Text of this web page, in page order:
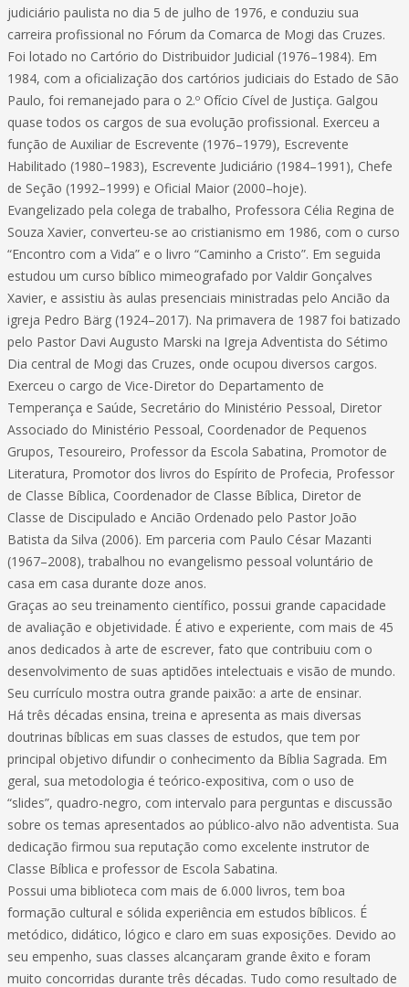
judiciário paulista no dia 5 de julho de 1976, e conduziu sua
carreira profissional no Fórum da Comarca de Mogi das Cruzes.
Foi lotado no Cartório do Distribuidor Judicial (1976–1984). Em
1984, com a oficialização dos cartórios judiciais do Estado de São
Paulo, foi remanejado para o 2.º Ofício Cível de Justiça. Galgou
quase todos os cargos de sua evolução profissional. Exerceu a
função de Auxiliar de Escrevente (1976–1979), Escrevente
Habilitado (1980–1983), Escrevente Judiciário (1984–1991), Chefe
de Seção (1992–1999) e Oficial Maior (2000–hoje).
Evangelizado pela colega de trabalho, Professora Célia Regina de
Souza Xavier, converteu-se ao cristianismo em 1986, com o curso
“Encontro com a Vida” e o livro “Caminho a Cristo”. Em seguida
estudou um curso bíblico mimeografado por Valdir Gonçalves
Xavier, e assistiu às aulas presenciais ministradas pelo Ancião da
igreja Pedro Bärg (1924–2017). Na primavera de 1987 foi batizado
pelo Pastor Davi Augusto Marski na Igreja Adventista do Sétimo
Dia central de Mogi das Cruzes, onde ocupou diversos cargos.
Exerceu o cargo de Vice-Diretor do Departamento de
Temperança e Saúde, Secretário do Ministério Pessoal, Diretor
Associado do Ministério Pessoal, Coordenador de Pequenos
Grupos, Tesoureiro, Professor da Escola Sabatina, Promotor de
Literatura, Promotor dos livros do Espírito de Profecia, Professor
de Classe Bíblica, Coordenador de Classe Bíblica, Diretor de
Classe de Discipulado e Ancião Ordenado pelo Pastor João
Batista da Silva (2006). Em parceria com Paulo César Mazanti
(1967–2008), trabalhou no evangelismo pessoal voluntário de
casa em casa durante doze anos.
Graças ao seu treinamento científico, possui grande capacidade
de avaliação e objetividade. É ativo e experiente, com mais de 45
anos dedicados à arte de escrever, fato que contribuiu com o
desenvolvimento de suas aptidões intelectuais e visão de mundo.
Seu currículo mostra outra grande paixão: a arte de ensinar.
Há três décadas ensina, treina e apresenta as mais diversas
doutrinas bíblicas em suas classes de estudos, que tem por
principal objetivo difundir o conhecimento da Bíblia Sagrada. Em
geral, sua metodologia é teórico-expositiva, com o uso de
“slides”, quadro-negro, com intervalo para perguntas e discussão
sobre os temas apresentados ao público-alvo não adventista. Sua
dedicação firmou sua reputação como excelente instrutor de
Classe Bíblica e professor de Escola Sabatina.
Possui uma biblioteca com mais de 6.000 livros, tem boa
formação cultural e sólida experiência em estudos bíblicos. É
metódico, didático, lógico e claro em suas exposições. Devido ao
seu empenho, suas classes alcançaram grande êxito e foram
muito concorridas durante três décadas. Tudo como resultado de